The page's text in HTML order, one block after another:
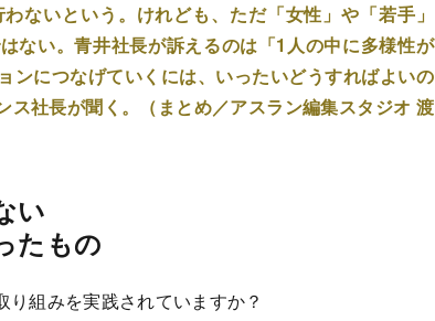
ないという。けれども、ただ「女性」や「若手」
ない。青井社長が訴えるのは「1人の中に多様性が
ンにつなげていくには、いったいどうすればよいの
ス社長が聞く。（まとめ／アスラン編集スタジオ 渡
い
たもの
組みを実践されていますか？